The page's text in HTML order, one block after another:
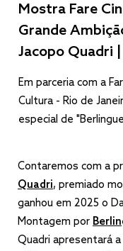
Mostra Fare
Grande
Jacopo Quadri
Em parceria com a
Cultura - Rio de
especial de
Contaremos com a
Quadri, premiado
ganhou em 2025 o
Montagem por
Quadri apresentará